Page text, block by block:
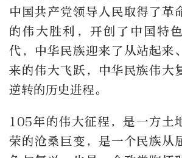
中国共产党领导人民取得了革
的伟大胜利，开创了中国特
代，中华民族迎来了从站起来
来的伟大飞跃，中华民族伟大
逆转的历史进程。
105年的伟大征程，是一方土
荣的沧桑巨变，是一个民族从